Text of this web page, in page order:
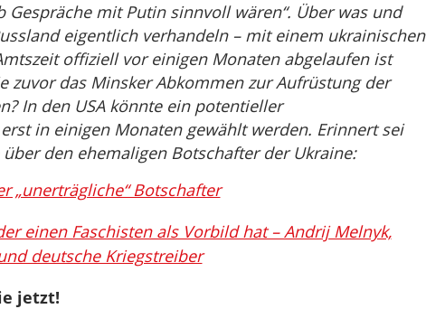
Gespräche mit Putin sinnvoll wären“. Über was und
eigentlich verhandeln – mit einem ukrainischen
offiziell vor einigen Monaten abgelaufen ist
zuvor das Minsker Abkommen zur Aufrüstung der
In den USA könnte ein potentieller
in einigen Monaten gewählt werden. Erinnert sei
den ehemaligen Botschafter der Ukraine:
„unerträgliche“ Botschafter
einen Faschisten als Vorbild hat – Andrij Melnyk,
deutsche Kriegstreiber
jetzt!